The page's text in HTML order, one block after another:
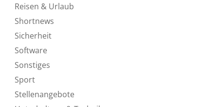
Reisen & Urlaub
Shortnews
Sicherheit
Software
Sonstiges
Sport
Stellenangebote